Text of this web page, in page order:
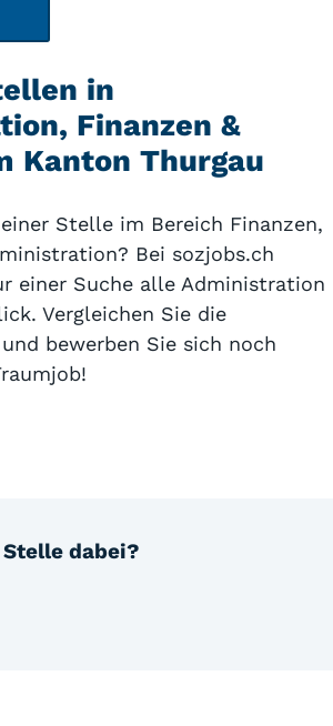
in
Finanzen &
Kanton Thurgau
Stelle im Bereich Finanzen,
Bei sozjobs.ch
einer Suche alle Administration
Vergleichen Sie die
bewerben Sie sich noch
dabei?